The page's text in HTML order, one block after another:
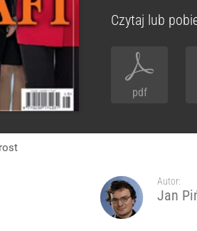
Czytaj lub
pdf
Autor:
Jan